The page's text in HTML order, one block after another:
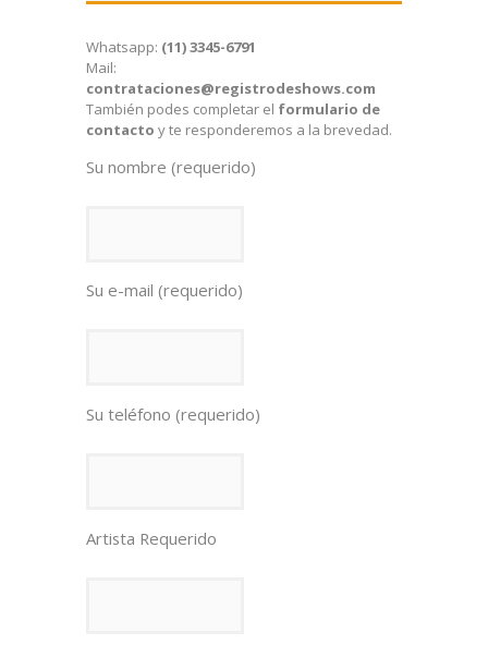
Whatsapp: (11) 3345-6791
Mail:
contrataciones@registrodeshows.com
También podes completar el formulario de
contacto y te responderemos a la brevedad.
Su nombre (requerido)
Su e-mail (requerido)
Su teléfono (requerido)
Artista Requerido